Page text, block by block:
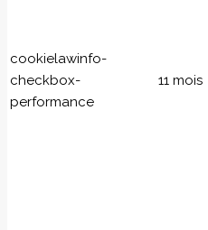
cookielawinfo-
checkbox-
performance
11 mois